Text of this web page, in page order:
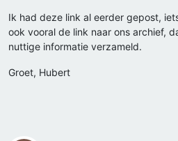
Ik had deze link al eerder gepost,
ook vooral de link naar ons archief,
nuttige informatie verzameld.
Groet, Hubert